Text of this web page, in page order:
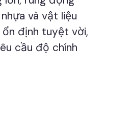
và vật liệu
định tuyệt vời,
cầu độ chính